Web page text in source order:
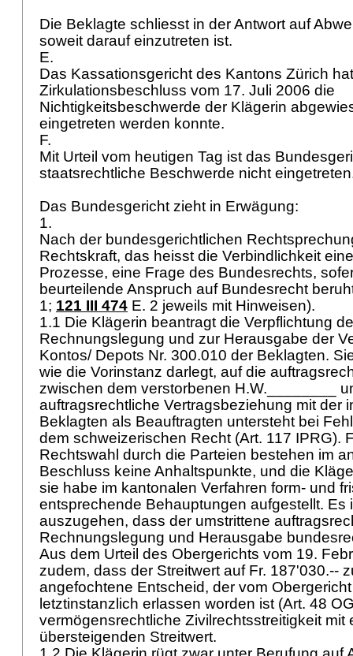
Die Beklagte schliesst in der Antwort auf
soweit darauf einzutreten ist.
E.
Das Kassationsgericht des Kantons Zürich
Zirkulationsbeschluss vom 17. Juli 2006 die
Nichtigkeitsbeschwerde der Klägerin
eingetreten werden konnte.
F.
Mit Urteil vom heutigen Tag ist das
staatsrechtliche Beschwerde nicht
Das Bundesgericht zieht in Erwägung:
1.
Nach der bundesgerichtlichen
Rechtskraft, das heisst die Verbindlichkeit
Prozesse, eine Frage des Bundesrechts,
beurteilende Anspruch auf Bundesrecht
1; 121 III 474 E. 2 jeweils mit Hinweisen).
1.1 Die Klägerin beantragt die Verpflichtung
Rechnungslegung und zur Herausgabe der
Kontos/ Depots Nr. 300.010 der Beklagten.
wie die Vorinstanz darlegt, auf die
zwischen dem verstorbenen H.W.________
auftragsrechtliche Vertragsbeziehung mit der
Beklagten als Beauftragten untersteht bei
dem schweizerischen Recht (Art. 117 IPRG).
Rechtswahl durch die Parteien bestehen im
Beschluss keine Anhaltspunkte, und die
sie habe im kantonalen Verfahren form- und
entsprechende Behauptungen aufgestellt. Es
auszugehen, dass der umstrittene
Rechnungslegung und Herausgabe
Aus dem Urteil des Obergerichts vom 19.
zudem, dass der Streitwert auf Fr. 187'030.--
angefochtene Entscheid, der vom
letztinstanzlich erlassen worden ist (Art. 48
vermögensrechtliche Zivilrechtsstreitigkeit mit
übersteigenden Streitwert.